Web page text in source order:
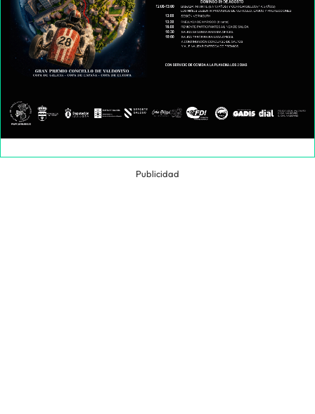
Publicidad